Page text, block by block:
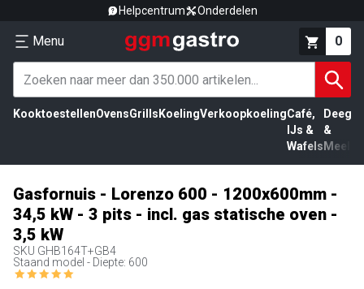
Helpcentrum Onderdelen
Menu 0
KooktoestellenOvensGrills KoelingVerkoopkoelingCafé,
IJs &
Wafels
Deeg
&
Meel
Gasfornuis - Lorenzo 600 - 1200x600mm -
34,5 kW - 3 pits - incl. gas statische oven -
3,5 kW
SKU GHB164T+GB4
Staand model - Diepte: 600